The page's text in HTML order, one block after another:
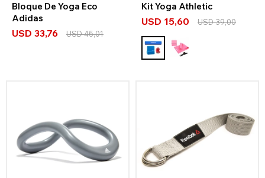
Bloque De Yoga Eco
Adidas
USD 33,76 USD45,01
Kit Yoga Athletic
USD 15,60 USD39,00